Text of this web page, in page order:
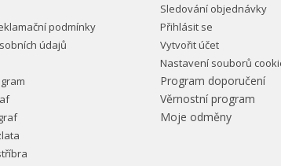
podmínky
údajů
Sledování objednávky
Přihlásit se
Vytvořit účet
Nastavení souborů
Program doporučení
Věrnostní program
Moje odměny